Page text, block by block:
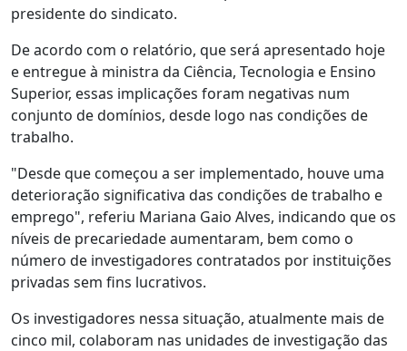
presidente do sindicato.
De acordo com o relatório, que será apresentado hoje
e entregue à ministra da Ciência, Tecnologia e Ensino
Superior, essas implicações foram negativas num
conjunto de domínios, desde logo nas condições de
trabalho.
"Desde que começou a ser implementado, houve uma
deterioração significativa das condições de trabalho e
emprego", referiu Mariana Gaio Alves, indicando que os
níveis de precariedade aumentaram, bem como o
número de investigadores contratados por instituições
privadas sem fins lucrativos.
Os investigadores nessa situação, atualmente mais de
cinco mil, colaboram nas unidades de investigação das